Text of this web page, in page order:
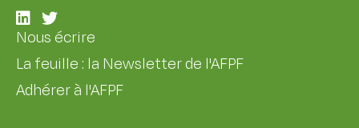
Nous écrire
La feuille : la Newsletter de l'AFPF
Adhérer à l'AFPF